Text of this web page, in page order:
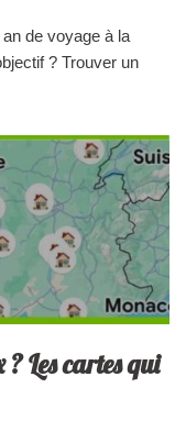
de voyage à la
? Trouver un
Les cartes qui